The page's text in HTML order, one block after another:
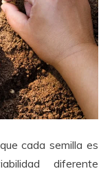
cada semilla es
diferente